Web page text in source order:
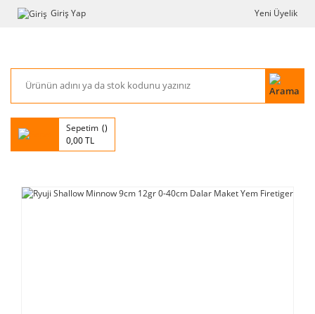
Giriş Yap Yeni Üyelik
Sepetim
0,00 TL